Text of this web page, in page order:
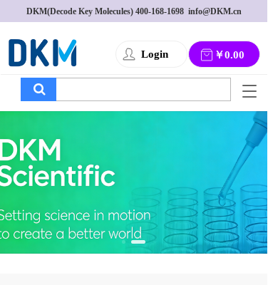
DKM(Decode Key Molecules) 400-168-1698
  info@DKM.cn
Login ￥0.00
T
g
g
l
a
v
i
g
a